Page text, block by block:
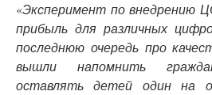
«Эксперимент по внедрению
прибыль для различных
последнюю очередь про
вышли напомнить
оставлять детей один на